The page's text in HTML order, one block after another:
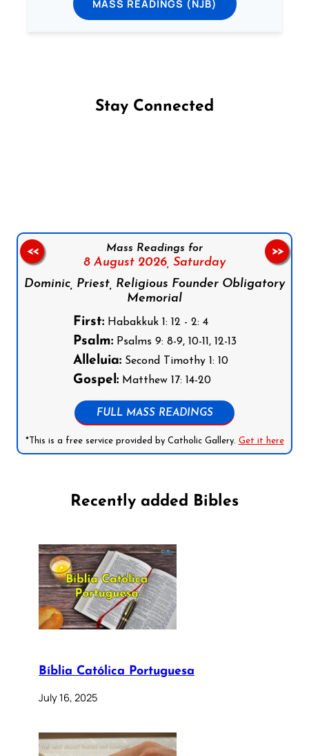
MASS READINGS (NJB)
Stay Connected
Mass Readings for
8 August 2026, Saturday
Dominic, Priest, Religious Founder Obligatory
Memorial
First:Habakkuk 1: 12 - 2: 4
Psalm:Psalms 9: 8-9, 10-11, 12-13
Alleluia:Second Timothy 1: 10
Gospel:Matthew 17: 14-20
FULL MASS READINGS
*This is a free service provided by Catholic Gallery. Get it here
<< >>
Recently added Bibles
Bíblia Católica Portuguesa
July 16, 2025